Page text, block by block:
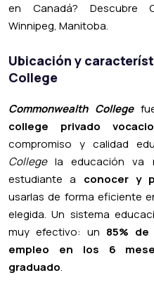
en Canadá? Descubre
Winnipeg, Manitoba.
Ubicación y
College
Commonwealth College
college privado
compromiso y calidad
Collegela educación va
estudiante a conocer y
usarlas de forma eficiente
elegida. Un sistema
muy efectivo: un 85%
empleo en los 6
graduado.